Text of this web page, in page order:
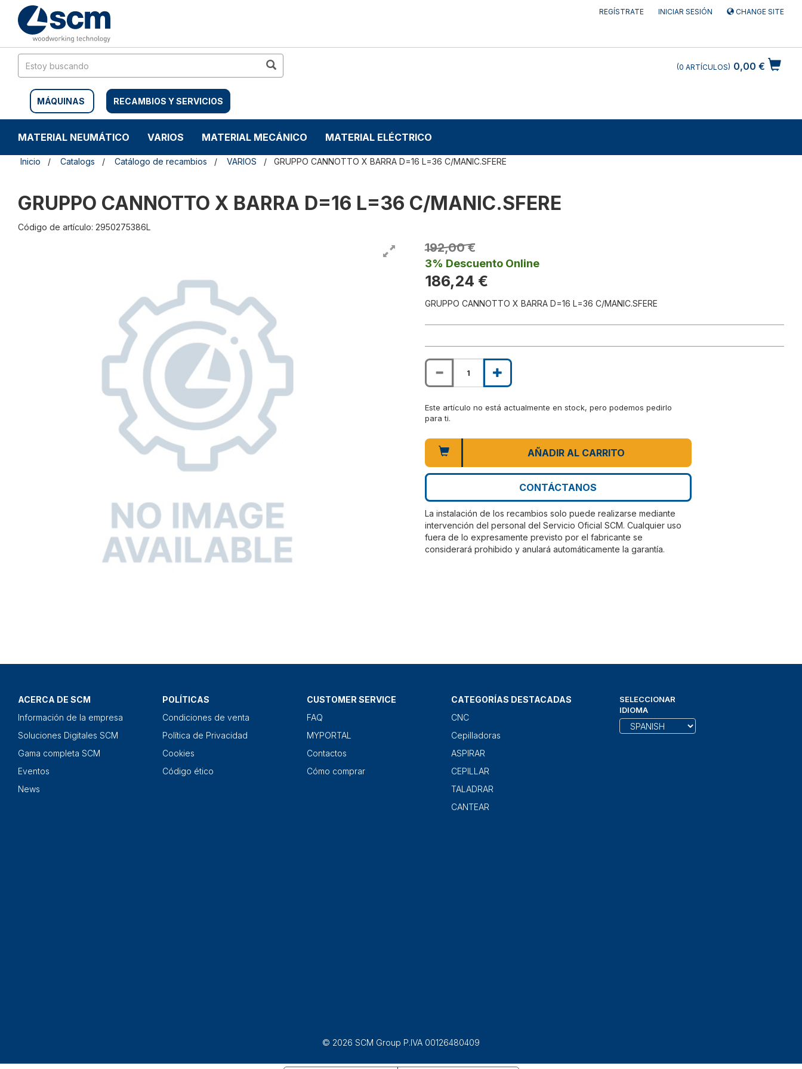
contenido
menú
navegación
REGÍSTRATE INICIAR SESIÓN CHANGE SITE
MÁQUINAS RECAMBIOS Y SERVICIOS
0,00 €
0 ARTÍCULOS
MATERIAL NEUMÁTICO VARIOS MATERIAL MECÁNICO MATERIAL ELÉCTRICO
Inicio Catalogs Catálogo de recambios VARIOS GRUPPO CANNOTTO X BARRA D=16 L=36 C/MANIC.SFERE
GRUPPO CANNOTTO X BARRA D=16 L=36 C/MANIC.SFERE
Código de artículo: 2950275386L
192,00 €
3% Descuento Online
186,24 €
GRUPPO CANNOTTO X BARRA D=16 L=36 C/MANIC.SFERE
Este artículo no está actualmente en stock, pero podemos pedirlo
para ti.
AÑADIR AL CARRITO
CONTÁCTANOS
La instalación de los recambios solo puede realizarse mediante
intervención del personal del Servicio Oficial SCM. Cualquier uso
fuera de lo expresamente previsto por el fabricante se
considerará prohibido y anulará automáticamente la garantía.
ACERCA DE SCM
Información de la empresa
Soluciones Digitales SCM
Gama completa SCM
Eventos
News
POLÍTICAS
Condiciones de venta
Política de Privacidad
Cookies
Código ético
CUSTOMER SERVICE
FAQ
MYPORTAL
Contactos
Cómo comprar
CATEGORÍAS DESTACADAS
CNC
Cepilladoras
ASPIRAR
CEPILLAR
TALADRAR
CANTEAR
SELECCIONAR
IDIOMA
© 2026 SCM Group P.IVA 00126480409